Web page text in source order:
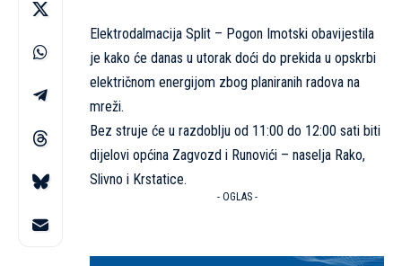
Elektrodalmacija Split – Pogon Imotski obavijestila
je kako će danas u utorak doći do prekida u opskrbi
električnom energijom zbog planiranih radova na
mreži.
Bez struje će u razdoblju od 11:00 do 12:00 sati biti
dijelovi općina Zagvozd i Runovići – naselja Rako,
Slivno i Krstatice.
- OGLAS -